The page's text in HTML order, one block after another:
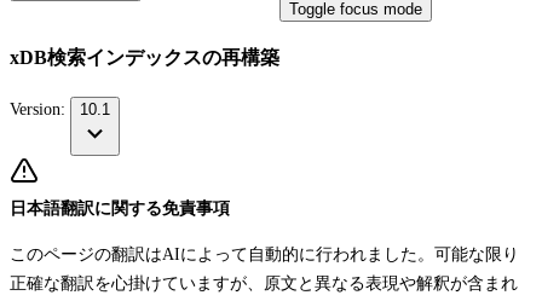
Toggle focus mode
xDB検索インデックスの再構築
Version: 10.1
日本語翻訳に関する免責事項
このページの翻訳はAIによって自動的に行われました。可能な限り
正確な翻訳を心掛けていますが、原文と異なる表現や解釈が含まれ